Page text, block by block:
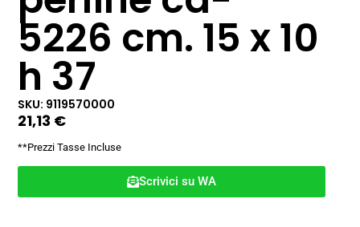
5226 cm. 15 x 10
h 37
SKU: 9119570000
21,13 €
**Prezzi Tasse Incluse
Scrivici su WA